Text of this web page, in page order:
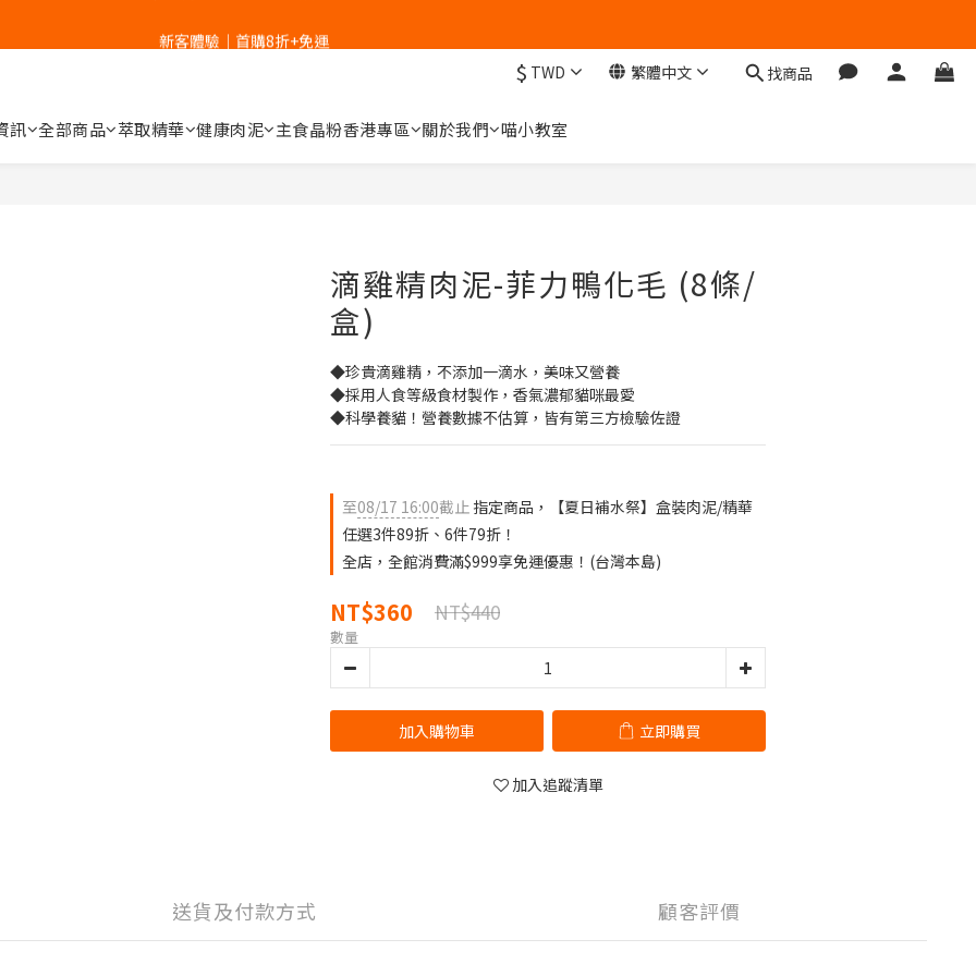
新客體驗｜首購8折+免運
$ TWD 繁體中文 找商品
訊 全部商品 萃取精華 健康肉泥 主食晶粉香港專區 關於我們 喵小教室
滴雞精肉泥-菲力鴨化毛 (8條/
盒)
◆珍貴滴雞精，不添加一滴水，美味又營養
◆採用人食等級食材製作，香氣濃郁貓咪最愛
◆科學養貓！營養數據不估算，皆有第三方檢驗佐證
至08/17 16:00截止 指定商品，【夏日補水祭】盒裝肉泥/精華
任選3件89折、6件79折！
全店，全館消費滿$999享免運優惠！(台灣本島)
NT$360 NT$440
數量
加入購物車 立即購買
加入追蹤清單
送貨及付款方式 顧客評價